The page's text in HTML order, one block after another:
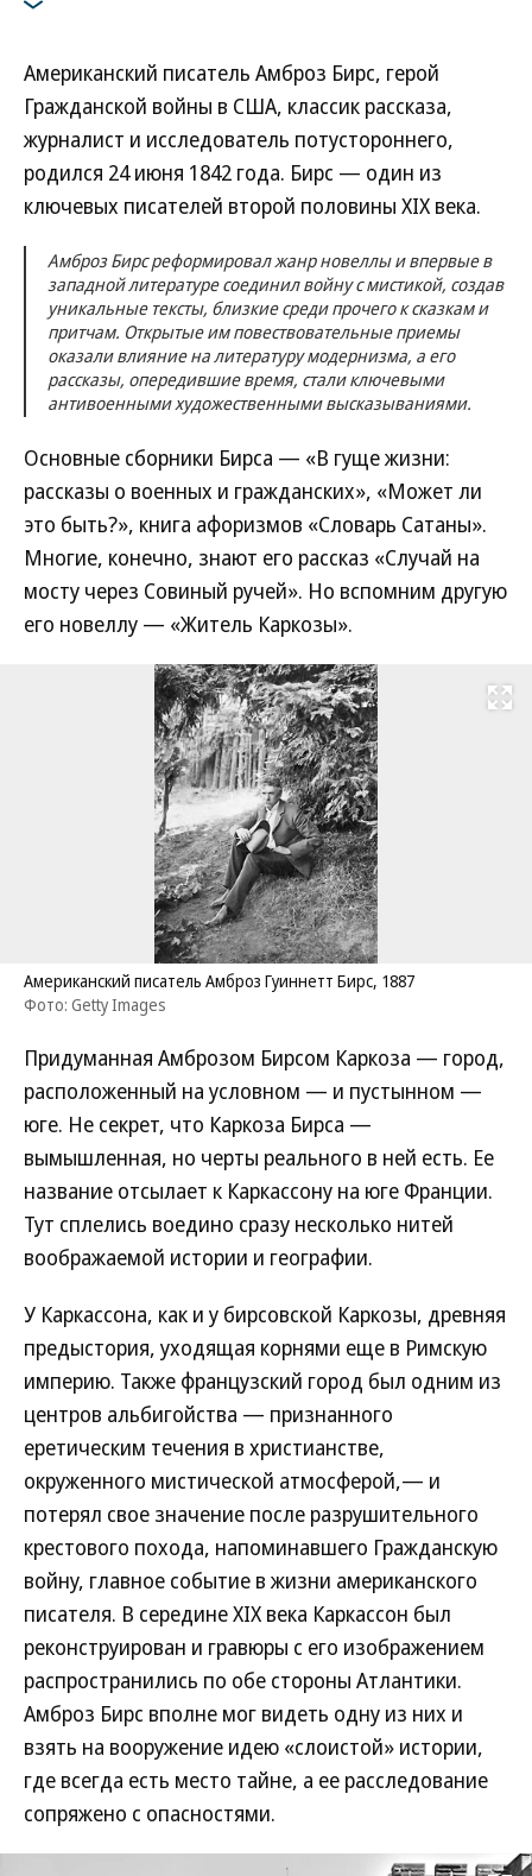
Американский писатель Амброз Бирс, герой
Гражданской войны в США, классик рассказа,
журналист и исследователь потустороннего,
родился 24 июня 1842 года. Бирс — один из
ключевых писателей второй половины XIX века.
Амброз Бирс реформировал жанр новеллы и впервые в
западной литературе соединил войну с мистикой, создав
уникальные тексты, близкие среди прочего к сказкам и
притчам. Открытые им повествовательные приемы
оказали влияние на литературу модернизма, а его
рассказы, опередившие время, стали ключевыми
антивоенными художественными высказываниями.
Основные сборники Бирса — «В гуще жизни:
рассказы о военных и гражданских», «Может ли
это быть?», книга афоризмов «Словарь Сатаны».
Многие, конечно, знают его рассказ «Случай на
мосту через Совиный ручей». Но вспомним другую
его новеллу — «Житель Каркозы».
Развернуть
Американский писатель Амброз Гуиннетт Бирс, 1887
Фото: Getty Images
Придуманная Амброзом Бирсом Каркоза — город,
расположенный на условном — и пустынном —
юге. Не секрет, что Каркоза Бирса —
вымышленная, но черты реального в ней есть. Ее
название отсылает к Каркассону на юге Франции.
Тут сплелись воедино сразу несколько нитей
воображаемой истории и географии.
У Каркассона, как и у бирсовской Каркозы, древняя
предыстория, уходящая корнями еще в Римскую
империю. Также французский город был одним из
центров альбигойства — признанного
еретическим течения в христианстве,
окруженного мистической атмосферой,— и
потерял свое значение после разрушительного
крестового похода, напоминавшего Гражданскую
войну, главное событие в жизни американского
писателя. В середине XIX века Каркассон был
реконструирован и гравюры с его изображением
распространились по обе стороны Атлантики.
Амброз Бирс вполне мог видеть одну из них и
взять на вооружение идею «слоистой» истории,
где всегда есть место тайне, а ее расследование
сопряжено с опасностями.